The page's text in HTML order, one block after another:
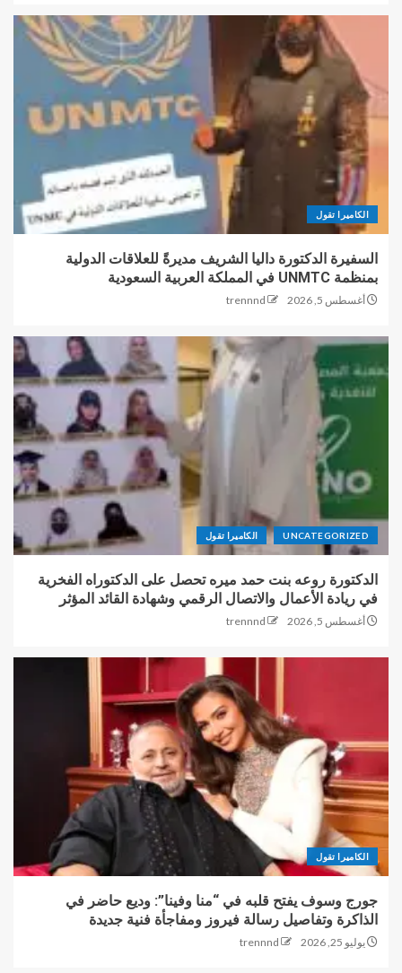
الكاميرا تقول
السفيرة الدكتورة داليا الشريف مديرةً للعلاقات الدولية
بمنظمة UNMTC في المملكة العربية السعودية
أغسطس 5, 2026 trennnd
UNCATEGORIZED الكاميرا تقول
الدكتورة روعه بنت حمد ميره تحصل على الدكتوراه الفخرية
في ريادة الأعمال والاتصال الرقمي وشهادة القائد المؤثر
أغسطس 5, 2026 trennnd
الكاميرا تقول
جورج وسوف يفتح قلبه في “منا وفينا”: وديع حاضر في
الذاكرة وتفاصيل رسالة فيروز ومفاجأة فنية جديدة
يوليو 25, 2026 trennnd